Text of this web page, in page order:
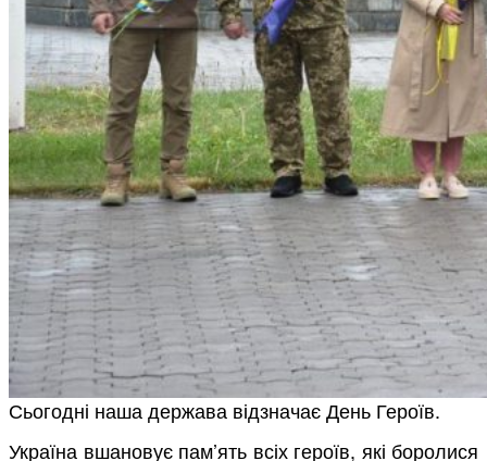
Сьогодні наша держава відзначає День Героїв.
Україна вшановує пам’ять всіх героїв, які боролися